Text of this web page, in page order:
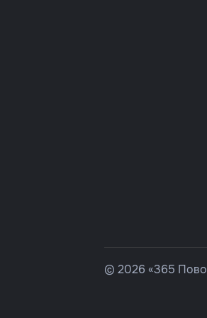
© 2026 «365